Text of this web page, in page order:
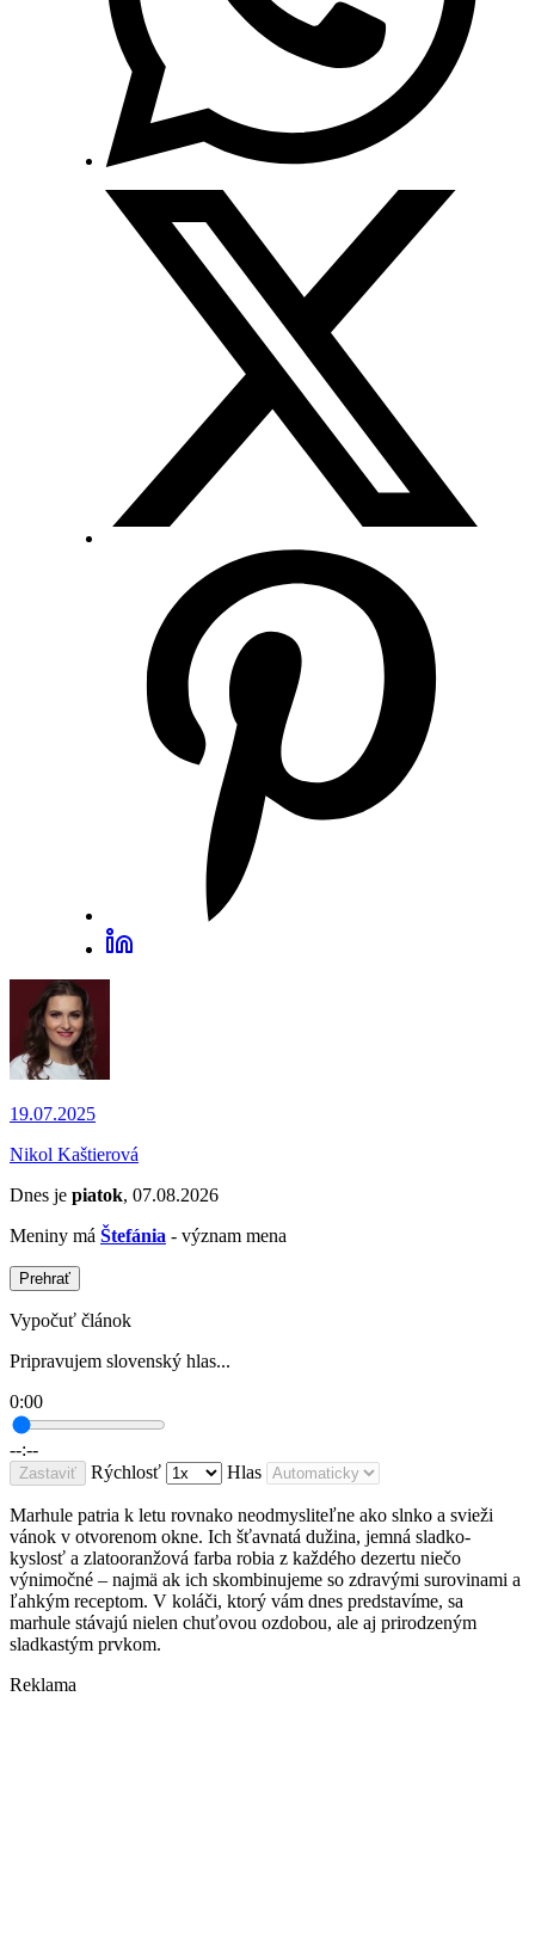
19.07.2025
Nikol Kaštierová
Dnes je piatok, 07.08.2026
Meniny má Štefánia - význam mena
Prehrať
Vypočuť článok
Pripravujem slovenský hlas...
0:00
--:--
Zastaviť Rýchlosť Hlas
Marhule patria k letu rovnako neodmysliteľne ako slnko a svieži
vánok v otvorenom okne. Ich šťavnatá dužina, jemná sladko-
kyslosť a zlatooranžová farba robia z každého dezertu niečo
výnimočné – najmä ak ich skombinujeme so zdravými surovinami a
ľahkým receptom. V koláči, ktorý vám dnes predstavíme, sa
marhule stávajú nielen chuťovou ozdobou, ale aj prirodzeným
sladkastým prvkom.
Reklama